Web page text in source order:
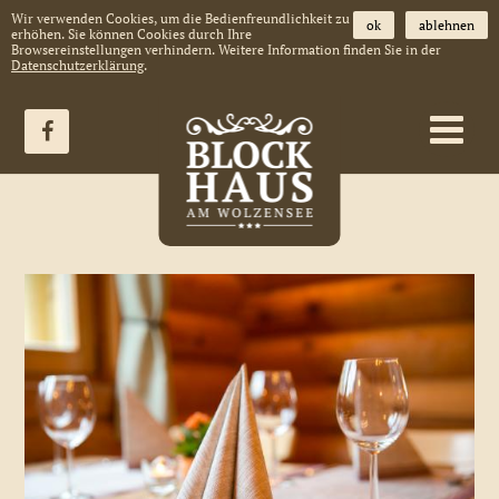
ok ablehnen
Wir verwenden Cookies, um die Bedienfreundlichkeit zu
erhöhen. Sie können Cookies durch Ihre
Browsereinstellungen verhindern. Weitere Information finden Sie in der
Datenschutzerklärung.